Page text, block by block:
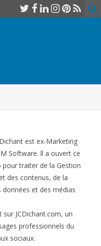
est ex-Marketing
Software. ll a ouvert ce
pour traiter de la Gestion
des contenus, de la
données et des médias
JCDichant.com, un
professionnels du
sociaux.